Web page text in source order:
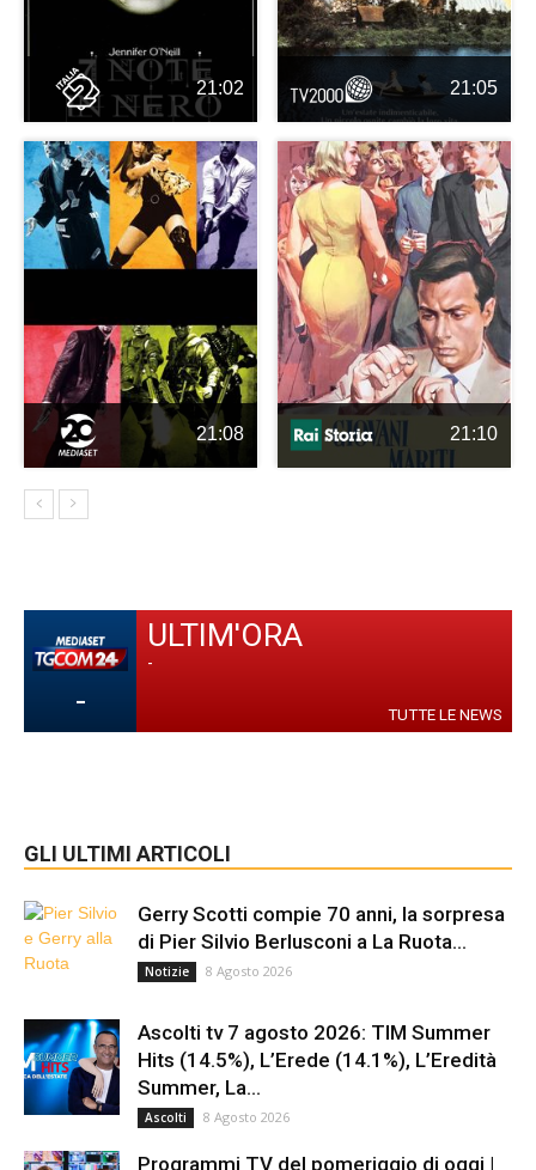
21:02 21:05
21:08 21:10
-
ULTIM'ORA
-
TUTTE LE NEWS
GLI ULTIMI ARTICOLI
Gerry Scotti compie 70 anni, la sorpresa
di Pier Silvio Berlusconi a La Ruota...
Notizie 8 Agosto 2026
Ascolti tv 7 agosto 2026: TIM Summer
Hits (14.5%), L’Erede (14.1%), L’Eredità
Summer, La...
Ascolti 8 Agosto 2026
Programmi TV del pomeriggio di oggi |